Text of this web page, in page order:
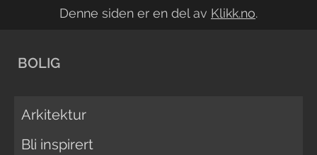
Denne siden er en del av Klikk.no.
BOLIG
Arkitektur
Bli inspirert